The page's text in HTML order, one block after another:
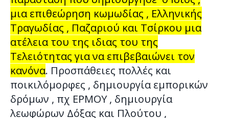
μια επιθεώρηση κωμωδίας , Eλληνικής
Tραγωδίας , Παζαριού και Τσίρκου μια
ατέλεια του της ιδιας του της
Τελειότητας για να επιβεβαιώνει τον
κανόνα. Προσπάθειες πολλές και
ποικιλόμορφες , δημιουργία εμπορικών
δρόμων , πχ ΕΡΜΟΥ , δημιουργία
λεωφώρων Δόξας και Πλούτου ,